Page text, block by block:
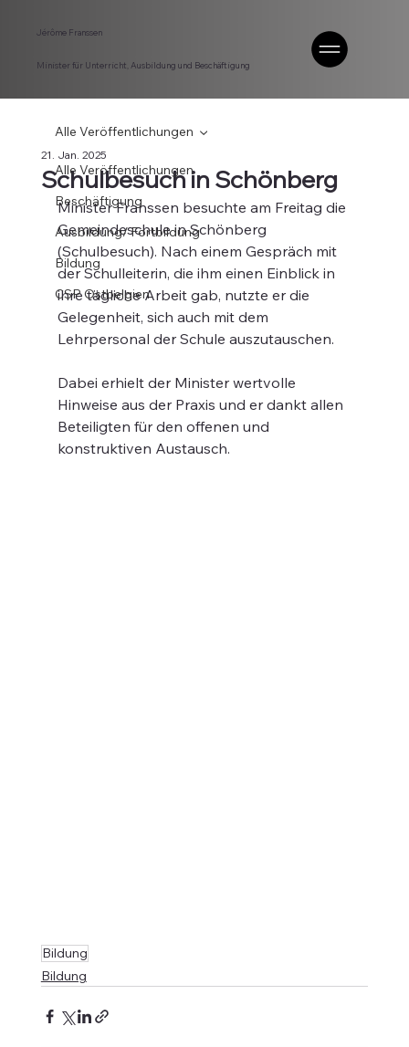
Minister für Unterricht, Ausbildung und Beschäftigung
Jérôme Franssen
Alle Veröffentlichungen
Beschäftigung
Ausbildung/ Fortbildung
Bildung
CSP Ostbelgien
Alle Veröffentlichungen
Schulbesuch in Schönberg
21. Jan. 2025
Minister Franssen besuchte am Freitag die
Gemeindeschule in Schönberg
(Schulbesuch). Nach einem Gespräch mit
der Schulleiterin, die ihm einen Einblick in
ihre tägliche Arbeit gab, nutzte er die
Gelegenheit, sich auch mit dem
Lehrpersonal der Schule auszutauschen.
Dabei erhielt der Minister wertvolle
Hinweise aus der Praxis und er dankt allen
Beteiligten für den offenen und
konstruktiven Austausch.
Bildung
Bildung